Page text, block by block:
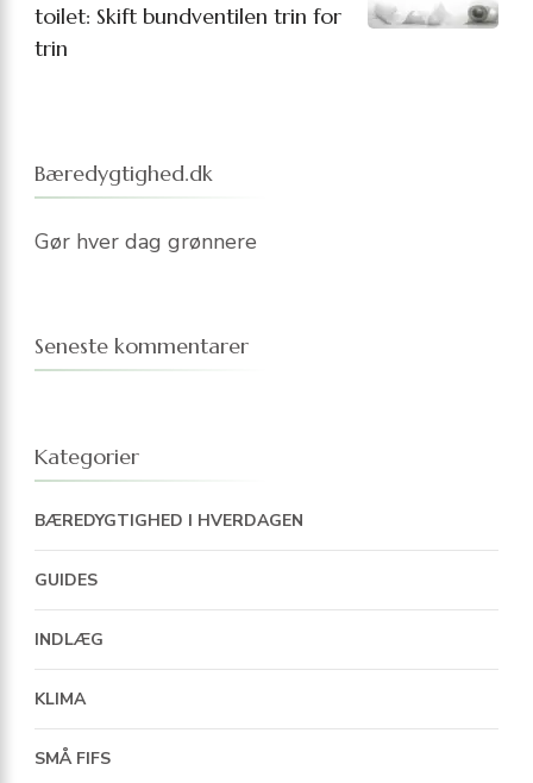
toilet: Skift bundventilen trin for
trin
Bæredygtighed.dk
Gør hver dag grønnere
Seneste kommentarer
Kategorier
BÆREDYGTIGHED I HVERDAGEN
GUIDES
INDLÆG
KLIMA
SMÅ FIFS